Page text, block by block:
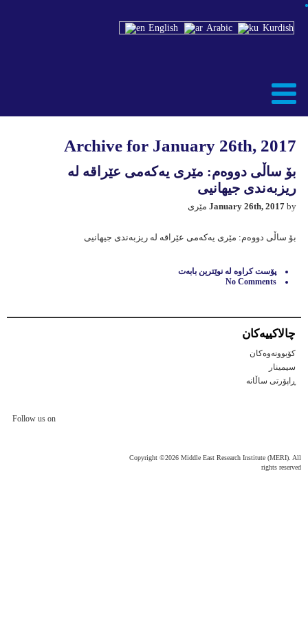
English Arabic Kurdish
Archive for January 26th, 2017
بۆ ساڵی دووەم: مێری یەکەمی عێراقە لە
ریزبەندی جیهانیی
January 26th, 2017 by مێری
بۆ ساڵی دووەم: مێری یەکەمی عێراقە لە ریزبەندی جیهانیی
پۆست كراوه‌ له‌ نوێترين بابه‌ت
No Comments
چالاكییه‌كان
کۆبوونەوەکان
سیمینار
ڕاپۆرتی ساڵانه
Follow us on
Copyright ©2026 Middle East Research Institute (MERI). All
rights reserved